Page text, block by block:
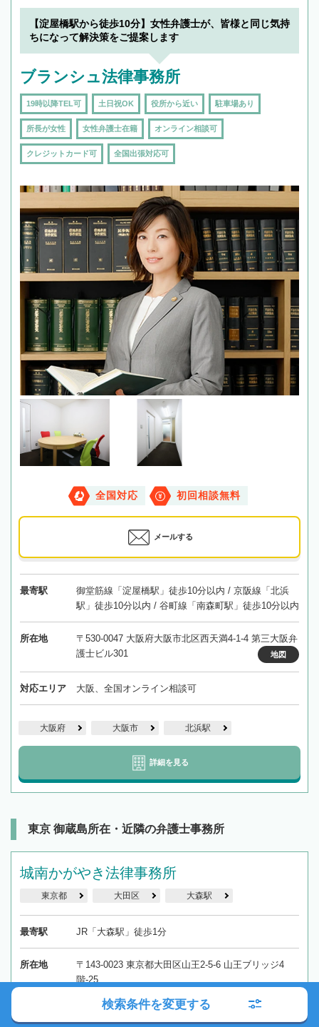
【淀屋橋駅から徒歩10分】女性弁護士が、皆様と同じ気持
ちになって解決策をご提案します
ブランシュ法律事務所
19時以降TEL可 土日祝OK 役所から近い 駐車場あり
所長が女性 女性弁護士在籍 オンライン相談可
クレジットカード可 全国出張対応可
全国対応 初回相談無料
メールする
最寄駅
御堂筋線「淀屋橋駅」徒歩10分以内 / 京阪線「北浜
駅」徒歩10分以内 / 谷町線「南森町駅」徒歩10分以内
所在地
〒530-0047 大阪府大阪市北区西天満4-1-4 第三大阪弁
護士ビル301
地図
対応エリア 大阪、全国オンライン相談可
大阪府 大阪市 北浜駅
詳細を見る
東京 御蔵島所在・近隣の弁護士事務所
城南かがやき法律事務所
東京都 大田区 大森駅
最寄駅 JR「大森駅」徒歩1分
所在地
〒143-0023 東京都大田区山王2-5-6 山王ブリッジ4
階-25
検索条件を変更する